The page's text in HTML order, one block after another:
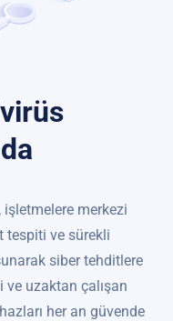
merkezi
tespiti ve sürekli
siber tehditlere
ve uzaktan çalışan
her an güvende